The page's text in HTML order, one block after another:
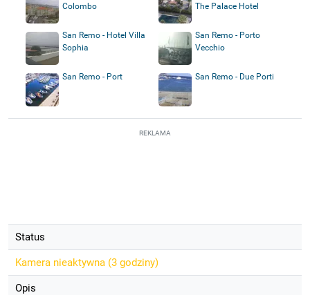
Colombo
The Palace Hotel
San Remo - Hotel Villa
Sophia
San Remo - Porto
Vecchio
San Remo - Port San Remo - Due Porti
REKLAMA
Status
Kamera nieaktywna (3 godziny)
Opis